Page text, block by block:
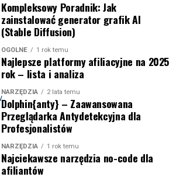
Kompleksowy Poradnik: Jak
zainstalować generator grafik AI
(Stable Diffusion)
OGÓLNE 1 rok temu
Najlepsze platformy afiliacyjne na 2025
rok – lista i analiza
NARZĘDZIA 2 lata temu
Dolphin{anty} – Zaawansowana
Przeglądarka Antydetekcyjna dla
Profesjonalistów
NARZĘDZIA 1 rok temu
Najciekawsze narzędzia no-code dla
afiliantów